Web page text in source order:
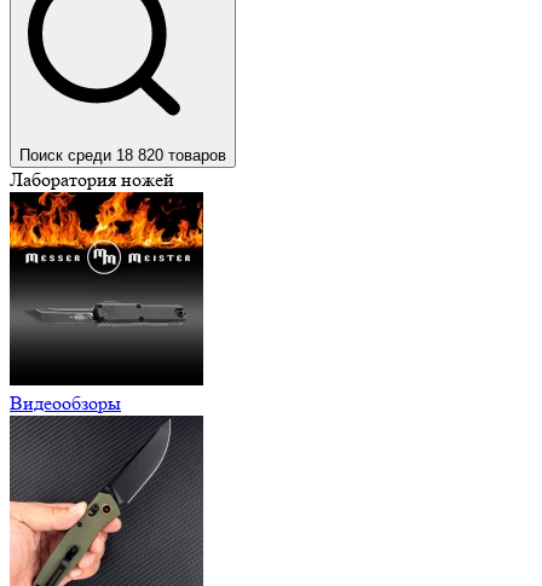
Поиск среди 18 820 товаров
Лаборатория ножей
Видеообзоры